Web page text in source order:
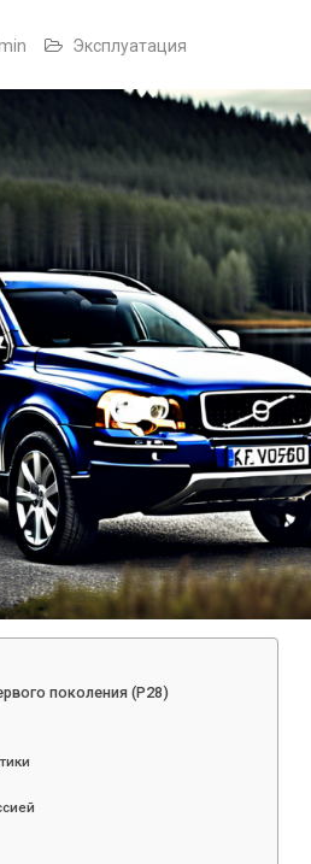
Эксплуатация
поколения (P28)